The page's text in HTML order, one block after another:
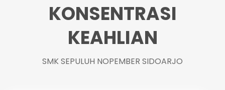
KONSENTRASI
KEAHLIAN
SMK SEPULUH NOPEMBER SIDOARJO